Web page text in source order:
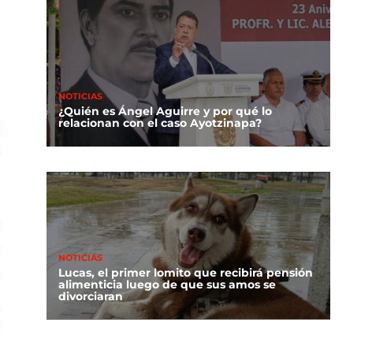
NOTICIAS
¿Quién es Ángel Aguirre y por qué lo
relacionan con el caso Ayotzinapa?
NOTICIAS
Lucas, el primer lomito que recibirá pensión
alimenticia luego de que sus amos se
divorciaran